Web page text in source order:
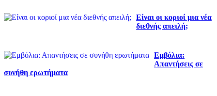
Είναι οι κοριοί μια νέα
διεθνής απειλή;
Εμβόλια:
Απαντήσεις σε
συνήθη ερωτήματα